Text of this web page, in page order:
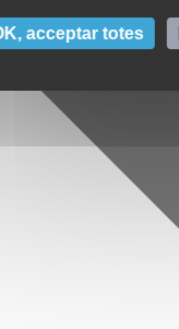
acceptar totes